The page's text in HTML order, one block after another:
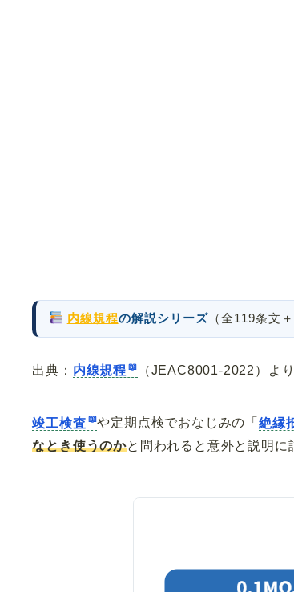
内線規程の解説シリーズ（全119条文
出典： 内線規程 （JEAC8001-2022）より
竣工検査 や定期点検でおなじみの「 絶縁
なとき使うのかと問われると意外と説明に